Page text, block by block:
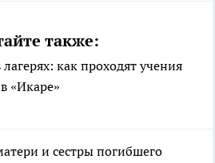
также:
как проходят учения
«Икаре»
и сестры погибшего